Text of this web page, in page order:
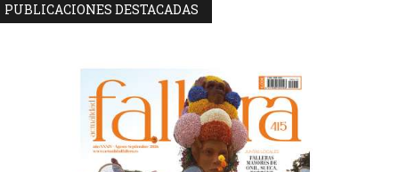
PUBLICACIONES DESTACADAS